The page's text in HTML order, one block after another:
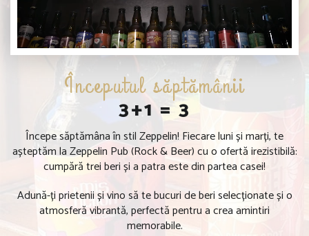
Începutul săptămânii
3+1 = 3
Începe săptămâna în stil Zeppelin! Fiecare luni și marți, te
așteptăm la Zeppelin Pub (Rock & Beer) cu o ofertă irezistibilă:
cumpără trei beri și a patra este din partea casei!
Adună-ți prietenii și vino să te bucuri de beri selecționate și o
atmosferă vibrantă, perfectă pentru a crea amintiri
memorabile.